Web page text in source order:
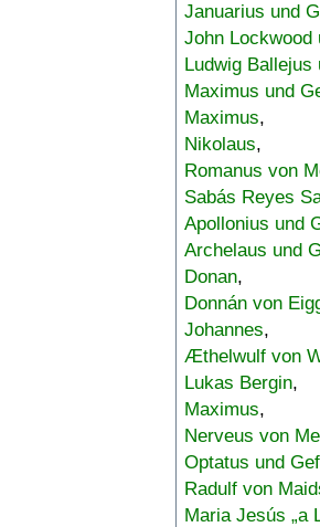
Januarius und
John Lockwood
Ludwig Ballejus
Maximus und
Maximus,
Nikolaus,
Romanus von
Sabás Reyes
Apollonius und
Archelaus und
Donan,
Donnán von
Johannes,
Æthelwulf von
Lukas Bergin,
Maximus,
Nerveus von
Optatus und
Radulf von
Maria Jesús „a